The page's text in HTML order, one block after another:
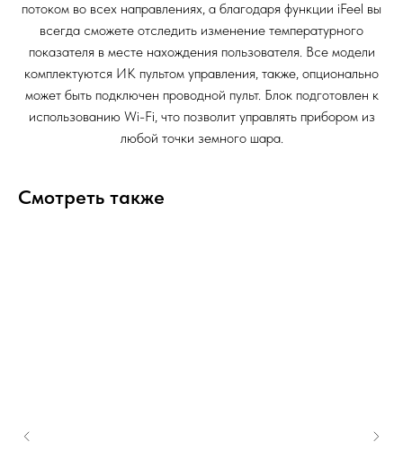
потоком во всех направлениях, а благодаря функции iFeel вы
всегда сможете отследить изменение температурного
показателя в месте нахождения пользователя. Все модели
комплектуются ИК пультом управления, также, опционально
может быть подключен проводной пульт. Блок подготовлен к
использованию Wi-Fi, что позволит управлять прибором из
любой точки земного шара.
Смотреть также